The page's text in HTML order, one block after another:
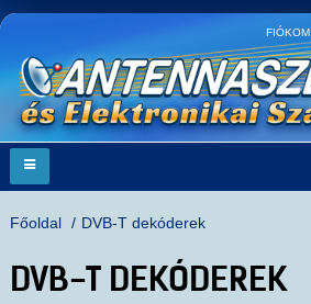
FIÓKOM
Főoldal DVB-T dekóderek
DVB-T DEKÓDEREK